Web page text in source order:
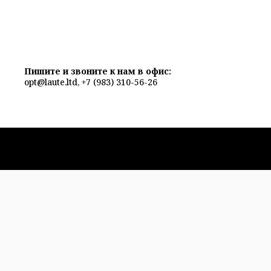
Пишите и звоните к нам в офис:
opt@laute.ltd, +7 (983) 310-56-26